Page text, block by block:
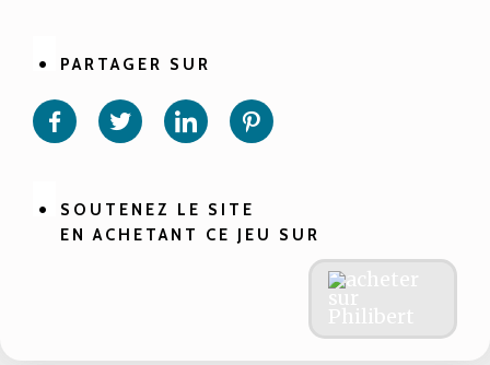
PARTAGER SUR
Partager
sur
Partager
sur sur
SOUTENEZ LE SITE
EN ACHETANT CE JEU SUR